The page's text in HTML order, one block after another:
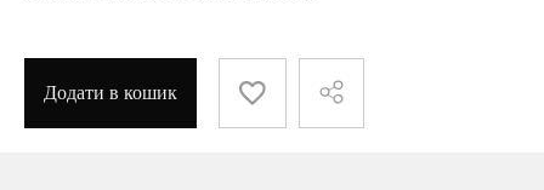
Додати в кошик